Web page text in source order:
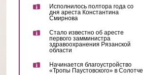
Исполнилось полтора года со
дня ареста Константина
Смирнова
Стало известно об аресте
первого замминистра
здравоохранения Рязанской
области
Начинается благоустройство
«Тропы Паустовского» в Солотче